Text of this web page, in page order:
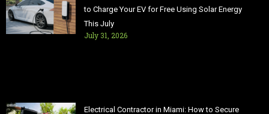
to Charge Your EV for Free Using Solar Energy
This July
July 31, 2026
Electrical Contractor in Miami: How to Secure